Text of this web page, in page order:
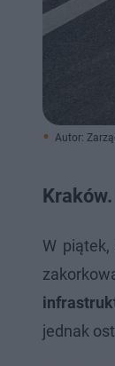
Autor:
W piątek,
jednak